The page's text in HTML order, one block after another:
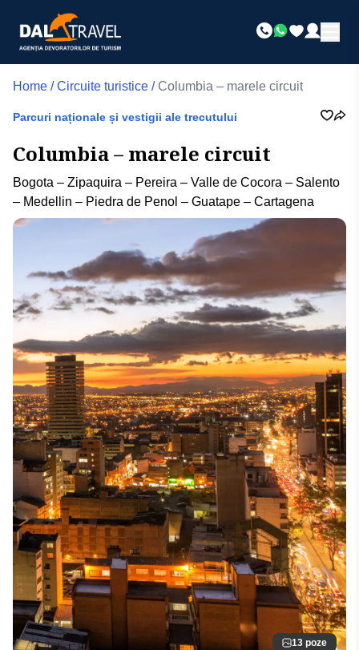
Home / Circuite turistice / Columbia – marele circuit
Parcuri naționale și vestigii ale trecutului
Columbia – marele circuit
Bogota – Zipaquira – Pereira – Valle de Cocora – Salento
– Medellin – Piedra de Penol – Guatape – Cartagena
13 poze